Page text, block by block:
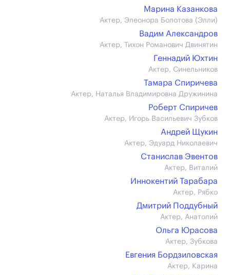
Марина Казанкова
Актер, Элеонора Болотова (Элли)
Вадим Александров
Актер, Тихон Романович Двинятин
Геннадий Юхтин
Актер, Синельников
Тамара Спиричева
Актер, Наталья Владимировна Дружинина
Роберт Спиричев
Актер, Игорь Васильевич Зубков
Андрей Щукин
Актер, Эдуард Николаевич
Станислав Эвентов
Актер, Виталий
Иннокентий Тарабара
Актер, Рябко
Дмитрий Поддубный
Актер, Анатолий
Ольга Юрасова
Актер, Зубкова
Евгения Бордзиловская
Актер, Карина